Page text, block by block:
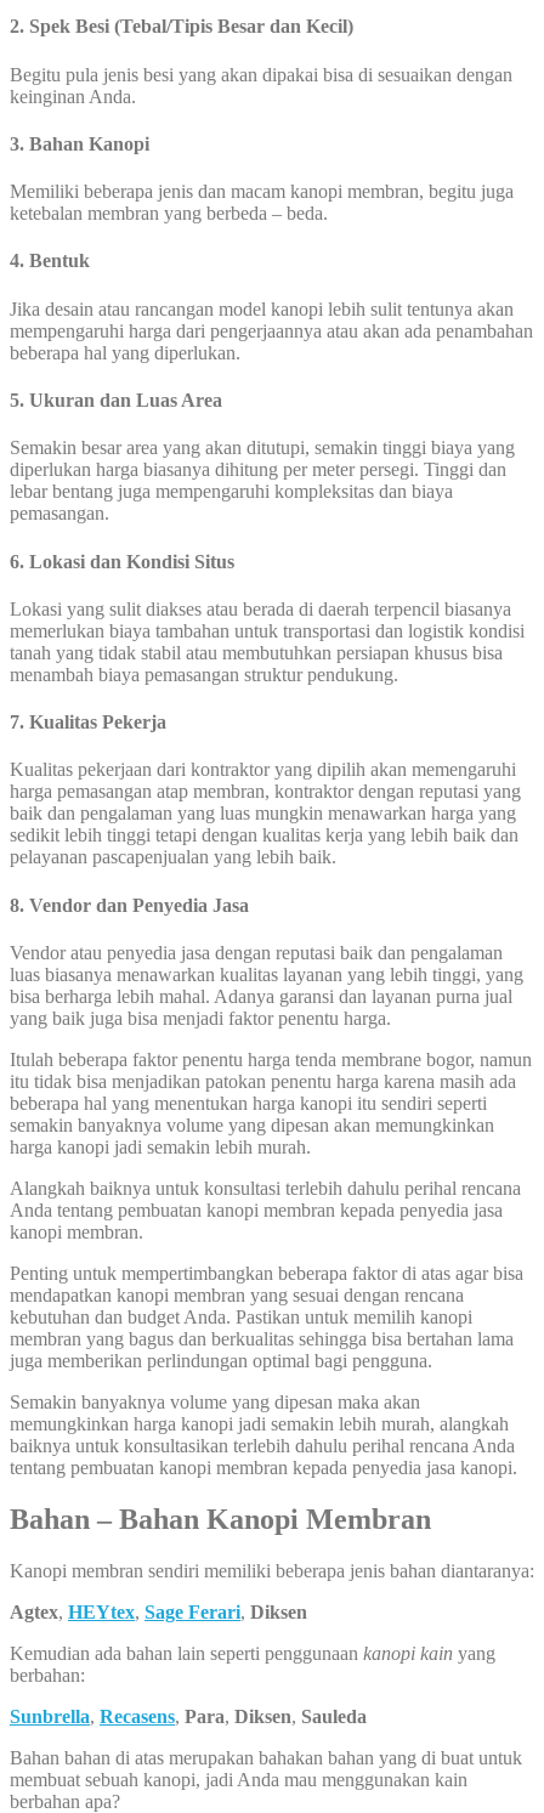
2. Spek Besi (Tebal/Tipis Besar dan Kecil)
Begitu pula jenis besi yang akan dipakai bisa di sesuaikan dengan
keinginan Anda.
3. Bahan Kanopi
Memiliki beberapa jenis dan macam kanopi membran, begitu juga
ketebalan membran yang berbeda – beda.
4. Bentuk
Jika desain atau rancangan model kanopi lebih sulit tentunya akan
mempengaruhi harga dari pengerjaannya atau akan ada penambahan
beberapa hal yang diperlukan.
5. Ukuran dan Luas Area
Semakin besar area yang akan ditutupi, semakin tinggi biaya yang
diperlukan harga biasanya dihitung per meter persegi. Tinggi dan
lebar bentang juga mempengaruhi kompleksitas dan biaya
pemasangan.
6. Lokasi dan Kondisi Situs
Lokasi yang sulit diakses atau berada di daerah terpencil biasanya
memerlukan biaya tambahan untuk transportasi dan logistik kondisi
tanah yang tidak stabil atau membutuhkan persiapan khusus bisa
menambah biaya pemasangan struktur pendukung.
7. Kualitas Pekerja
Kualitas pekerjaan dari kontraktor yang dipilih akan memengaruhi
harga pemasangan atap membran, kontraktor dengan reputasi yang
baik dan pengalaman yang luas mungkin menawarkan harga yang
sedikit lebih tinggi tetapi dengan kualitas kerja yang lebih baik dan
pelayanan pascapenjualan yang lebih baik.
8. Vendor dan Penyedia Jasa
Vendor atau penyedia jasa dengan reputasi baik dan pengalaman
luas biasanya menawarkan kualitas layanan yang lebih tinggi, yang
bisa berharga lebih mahal. Adanya garansi dan layanan purna jual
yang baik juga bisa menjadi faktor penentu harga.
Itulah beberapa faktor penentu harga tenda membrane bogor, namun
itu tidak bisa menjadikan patokan penentu harga karena masih ada
beberapa hal yang menentukan harga kanopi itu sendiri seperti
semakin banyaknya volume yang dipesan akan memungkinkan
harga kanopi jadi semakin lebih murah.
Alangkah baiknya untuk konsultasi terlebih dahulu perihal rencana
Anda tentang pembuatan kanopi membran kepada penyedia jasa
kanopi membran.
Penting untuk mempertimbangkan beberapa faktor di atas agar bisa
mendapatkan kanopi membran yang sesuai dengan rencana
kebutuhan dan budget Anda. Pastikan untuk memilih kanopi
membran yang bagus dan berkualitas sehingga bisa bertahan lama
juga memberikan perlindungan optimal bagi pengguna.
Semakin banyaknya volume yang dipesan maka akan
memungkinkan harga kanopi jadi semakin lebih murah, alangkah
baiknya untuk konsultasikan terlebih dahulu perihal rencana Anda
tentang pembuatan kanopi membran kepada penyedia jasa kanopi.
Bahan – Bahan Kanopi Membran
Kanopi membran sendiri memiliki beberapa jenis bahan diantaranya:
Agtex, HEYtex, Sage Ferari, Diksen
Kemudian ada bahan lain seperti penggunaan kanopi kain yang
berbahan:
Sunbrella, Recasens, Para, Diksen, Sauleda
Bahan bahan di atas merupakan bahakan bahan yang di buat untuk
membuat sebuah kanopi, jadi Anda mau menggunakan kain
berbahan apa?